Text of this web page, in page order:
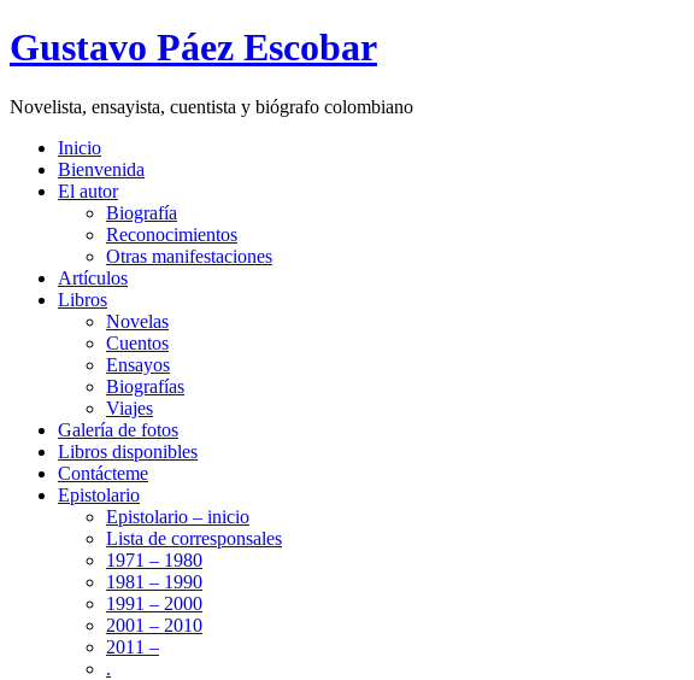
Gustavo Páez Escobar
Novelista, ensayista, cuentista y biógrafo colombiano
Inicio
Bienvenida
El autor
Biografía
Reconocimientos
Otras manifestaciones
Artículos
Libros
Novelas
Cuentos
Ensayos
Biografías
Viajes
Galería de fotos
Libros disponibles
Contácteme
Epistolario
Epistolario – inicio
Lista de corresponsales
1971 – 1980
1981 – 1990
1991 – 2000
2001 – 2010
2011 –
.